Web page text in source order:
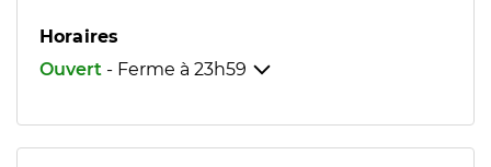
Horaires
Ouvert - Ferme à 23h59